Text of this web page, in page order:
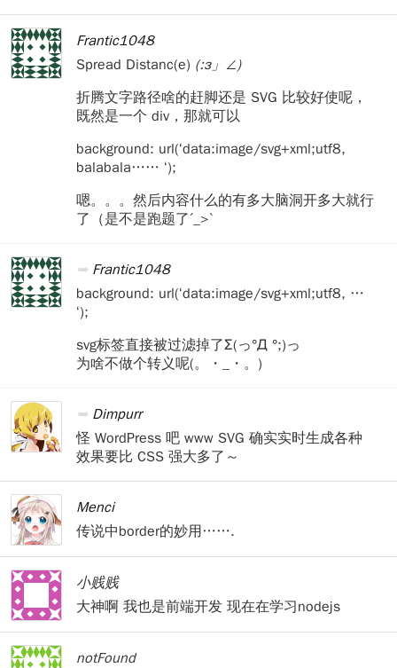
Frantic1048
Spread Distanc(e) (:з」∠)
折腾文字路径啥的赶脚还是 SVG 比较好使呢，
既然是一个 div，那就可以
background: url(‘data:image/svg+xml;utf8,
balabala…… ‘);
嗯。。。然后内容什么的有多大脑洞开多大就行
了（是不是跑题了ˊ_>ˋ
Frantic1048
background: url(‘data:image/svg+xml;utf8, …
‘);
svg标签直接被过滤掉了Σ(っ°Д °;)っ
为啥不做个转义呢(。・_・。)
Dimpurr
怪 WordPress 吧 www SVG 确实实时生成各种
效果要比 CSS 强大多了～
Menci
传说中border的妙用…….
小贱贱
大神啊 我也是前端开发 现在在学习nodejs
notFound